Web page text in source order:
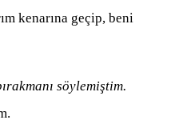
kenarına geçip, beni
söylemiştim.